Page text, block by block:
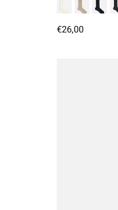
€26,00